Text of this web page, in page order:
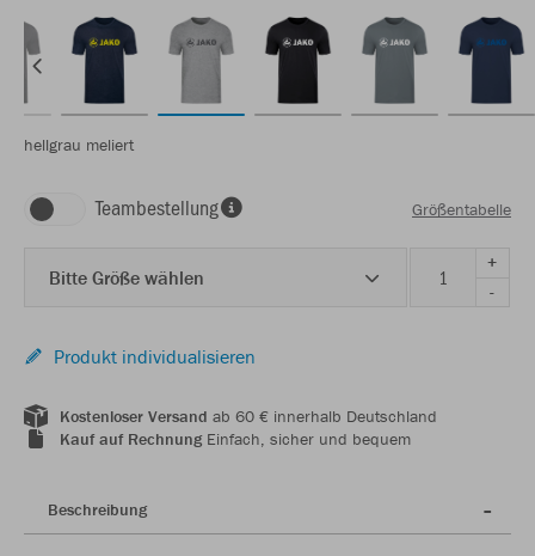
hellgrau meliert
Teambestellung Größentabelle
Bitte Größe wählen
+
-
Produkt individualisieren
Kostenloser Versand ab 60 € innerhalb Deutschland
Kauf auf RechnungEinfach, sicher und bequem
Beschreibung